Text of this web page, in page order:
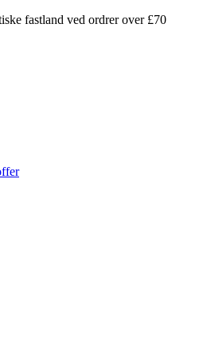
fastland ved ordrer over £70